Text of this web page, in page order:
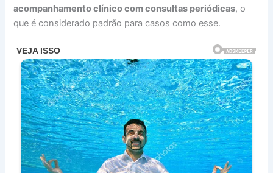
acompanhamento clínico com consultas periódicas, o
que é considerado padrão para casos como esse.